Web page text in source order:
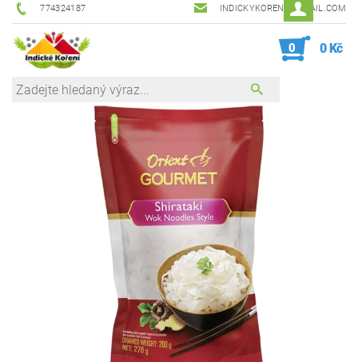
774324187 INDICKYKORENI@GMAIL.COM
0 0 Kč